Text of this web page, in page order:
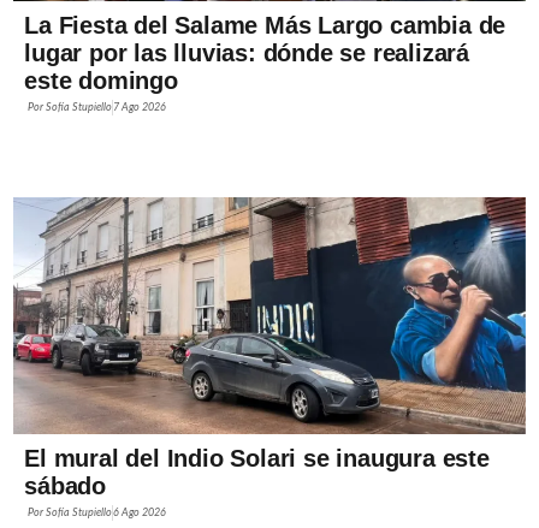
La Fiesta del Salame Más Largo cambia de
lugar por las lluvias: dónde se realizará
este domingo
PorSofía Stupiello 7 Ago 2026
El mural del Indio Solari se inaugura este
sábado
PorSofía Stupiello6 Ago 2026